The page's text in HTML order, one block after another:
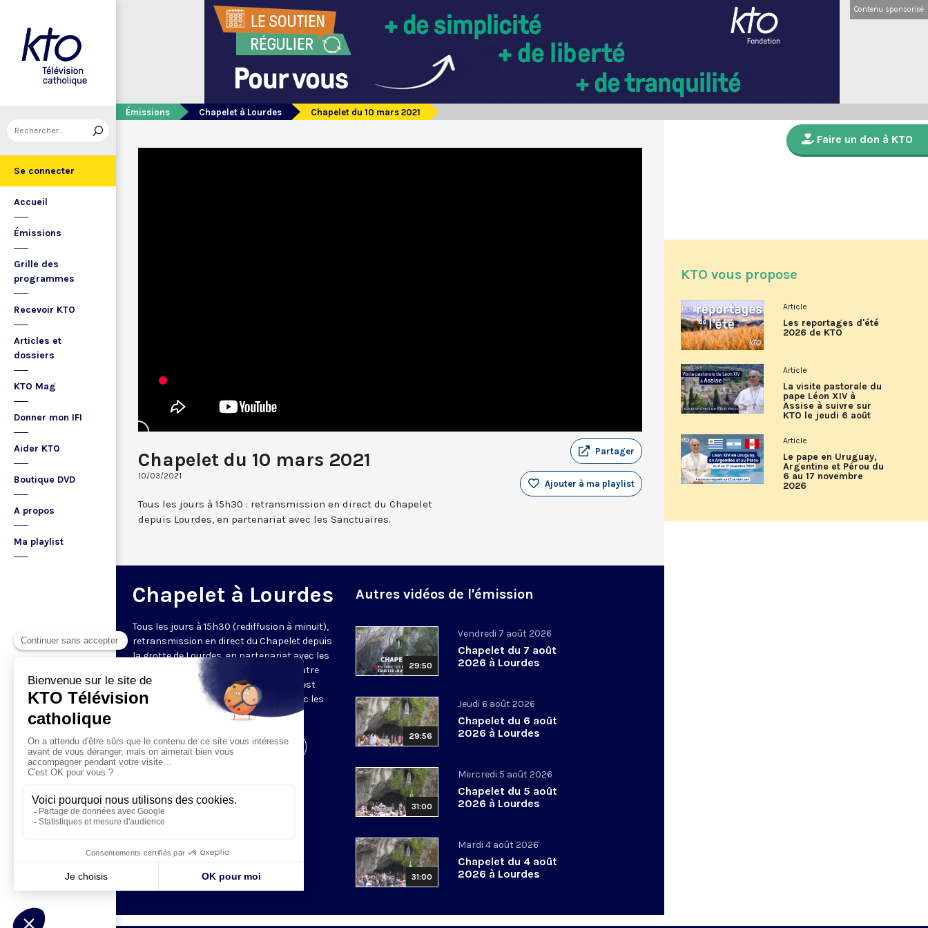
Se connecter
Accueil
Émissions
Grille des
programmes
Recevoir KTO
Articles et
dossiers
KTO Mag
Donner mon IFI
Aider KTO
Boutique DVD
A propos
Ma playlist
Contenu sponsorisé
Émissions Chapelet à Lourdes Chapelet du 10 mars 2021
Chapelet du 10 mars 2021
10/03/2021
Partager
Ajouter à ma playlist
Tous les jours à 15h30 : retransmission en direct du Chapelet
depuis Lourdes, en partenariat avec les Sanctuaires.
Chapelet à Lourdes
Tous les jours à 15h30 (rediffusion à minuit),
retransmission en direct du Chapelet depuis
la grotte de Lourdes, en partenariat avec les
Sanctuaires. Chaque jour, l'une des quatre
méditations des mystères du Rosaire est
proposée en communion de prière avec les
Visiter la page de l'émission
Autres vidéos de l'émission
29:50
Vendredi 7 août 2026
Chapelet du 7 août
2026 à Lourdes
29:56
Jeudi 6 août 2026
Chapelet du 6 août
2026 à Lourdes
31:00
Mercredi 5 août 2026
Chapelet du 5 août
2026 à Lourdes
31:00
Mardi 4 août 2026
Chapelet du 4 août
2026 à Lourdes
Faire un don à KTO
KTO vous propose
Article
Les reportages d'été
2026 de KTO
Article
La visite pastorale du
pape Léon XIV à
Assise à suivre sur
KTO le jeudi 6 août
Article
Le pape en Uruguay,
Argentine et Pérou du
6 au 17 novembre
2026